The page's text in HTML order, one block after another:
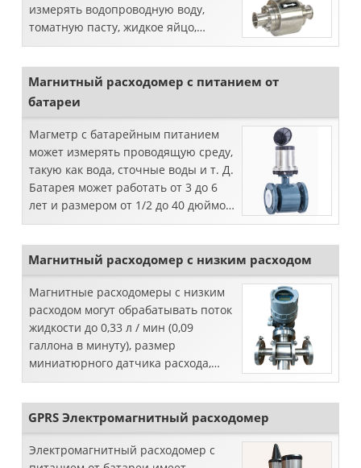
измерять водопроводную воду,
томатную пасту, жидкое яйцо,
патоку, сок, уксус и т.д., которые
пивоваренной и фармацевтической
промышле
Магнитный расходомер с питанием от
батареи
Магметр с батарейным питанием
может измерять проводящую среду,
такую как вода, сточные воды и т. Д.
Батарея может работать от 3 до 6
лет и размером от 1/2 до 40 дюймов.
IP68, RS485 с погрешностью 0,25%.
Магнитный расходомер с низким расходом
Магнитные расходомеры с низким
расходом могут обрабатывать поток
жидкости до 0,33 л / мин (0,09
галлона в минуту), размер
миниатюрного датчика расхода,
который мы можем предоставить,
дюйма, 1/2 дюйма, 3/4. ». Микропото
GPRS Электромагнитный расходомер
Электромагнитный расходомер с